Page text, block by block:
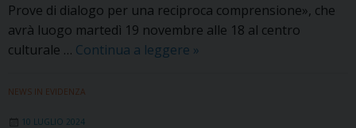
Prove di dialogo per una reciproca comprensione», che
avrà luogo martedì 19 novembre alle 18 al centro
culturale … Continua a leggere Dialogo
»
NEWS IN EVIDENZA
10 LUGLIO 2024